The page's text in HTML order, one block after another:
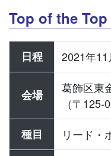
Top of the Top
日程 2021年11
会場
葛飾区東
（〒
種目
リード・